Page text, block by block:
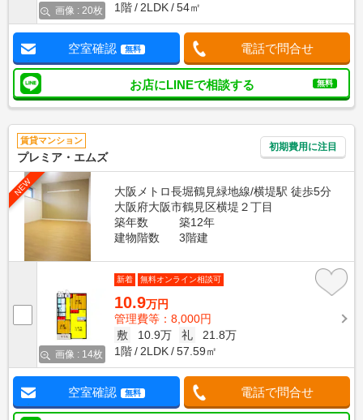
画像 : 20枚
1階
2LDK 54㎡
空室確認 無料 電話で問合せ
お店にLINEで相談する 無料
賃貸マンション
プレミア・エムズ
初期費用に注目
NEW
大阪メトロ長堀鶴見緑地線/横堤駅 徒歩5分
大阪府大阪市鶴見区横堤２丁目
築年数
築12年
建物階数
3階建
画像 : 14枚
新着 無料オンライン相談可
10.9万円
管理費等：8,000円
敷
10.9万 礼
21.8万
1階
2LDK 57.59㎡
空室確認 無料 電話で問合せ